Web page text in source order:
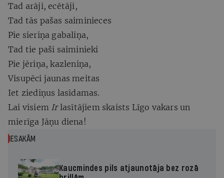
Tad arāji, ecētāji,
Tad tās pašas saiminieces
Pie sieriņa gabaliņa,
Tad tie paši saiminieki
Pie jēriņa, kazleniņa,
Visupēci jaunas meitas
Iet ziediņus lasīdamas.
Lai visiem Irlasītājiem skaists Līgo vakars un
mierīga Jāņu diena!
IESAKĀM
Kaucmindes pils atjaunotāja bez rozā